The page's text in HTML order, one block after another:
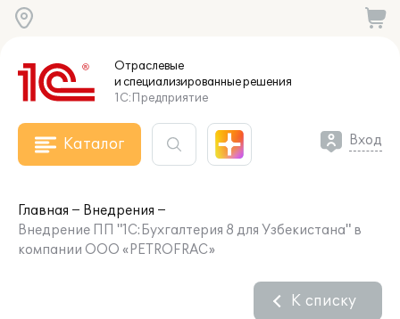
Отраслевые
и специализированныерешения
1С:Предприятие
Каталог Вход
Главная
Внедрения
Внедрение ПП "1С:Бухгалтерия 8 для Узбекистана" в
компании ООО «PETROFRAC»
К списку